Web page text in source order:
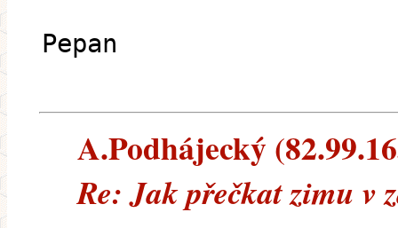
Pepan
A.Podhájecký
Re: Jak přečkat zimu v